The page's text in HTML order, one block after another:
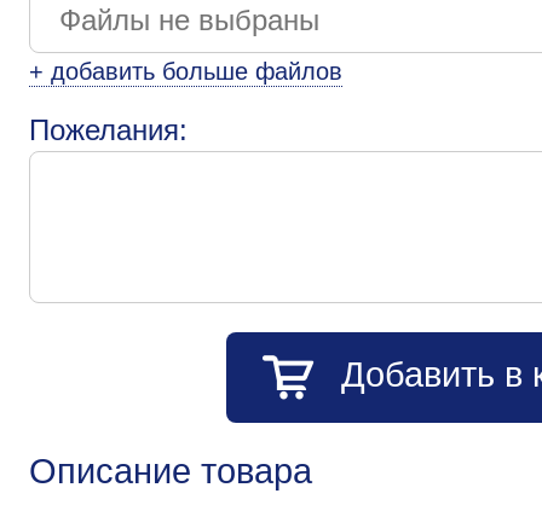
+ добавить больше файлов
Пожелания:
Добавить в
Описание товара